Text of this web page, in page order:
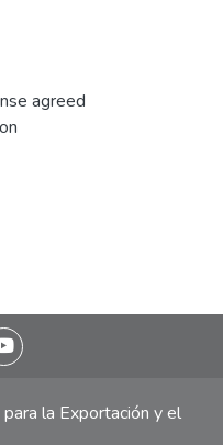
agreed
la Exportación y el